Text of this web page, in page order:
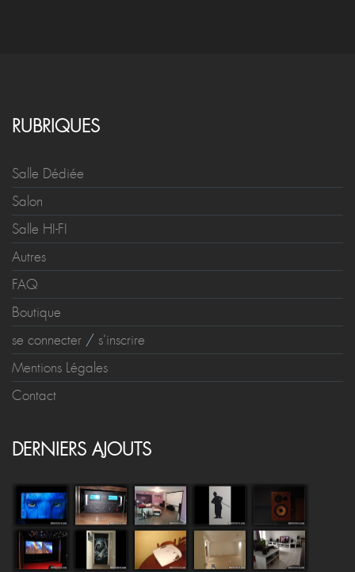
RUBRIQUES
Salle Dédiée
Salon
Salle HI-FI
Autres
FAQ
Boutique
se connecter / s'inscrire
Mentions Légales
Contact
DERNIERS AJOUTS